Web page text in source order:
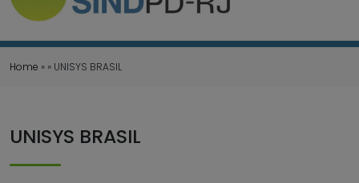
Home » » UNISYS BRASIL
UNISYS BRASIL